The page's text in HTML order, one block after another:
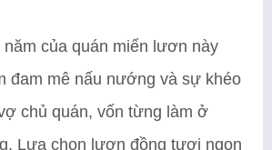
của quán miến lươn này
đam mê nấu nướng và sự khéo
chủ quán, vốn từng làm ở
Lựa chọn lươn đồng tươi ngon